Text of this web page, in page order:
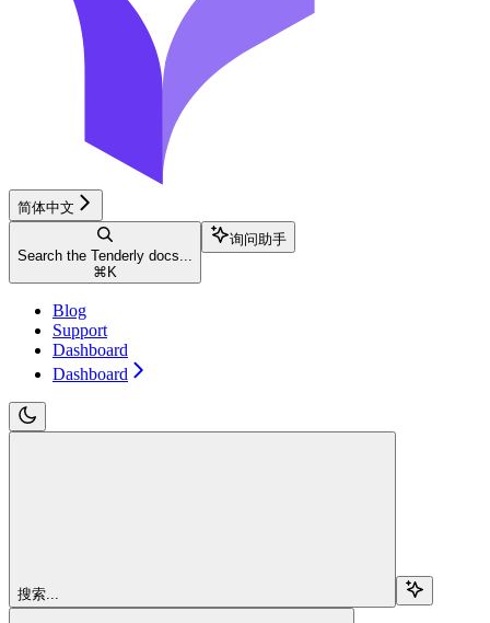
简体中文
Search the Tenderly docs...
⌘ K
询问助手
Blog
Support
Dashboard
Dashboard
搜索...